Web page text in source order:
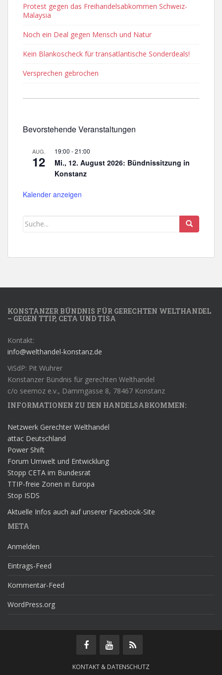
Protest gegen das Freihandelsabkommen Schweiz-
Malaysia
Noch ein Deal gegen Mensch und Natur
Kein Blankoscheck für transatlantische Sonderdeals!
Versprechen gebrochen
Bevorstehende Veranstaltungen
AUG.
12
19:00 -21:00
Mi., 12. August 2026: Bündnissitzung in
Konstanz
Kalender anzeigen
KONSTANZER BÜNDNIS FÜR GERECHTEN WELTHANDEL
– GEGEN TTIP, CETA UND TISA
Kontakt:
info@welthandel-konstanz.de
ViSdP: Pit Wuhrer
Konstanzer Bündnis für gerechten Welthandel
c/o seemoz e.v., Dammgasse 8, 78467 Konstanz
INFORMATIONEN ZU DEN HANDELSABKOMMEN:
Netzwerk Gerechter Welthandel
attac Deutschland
Power Shift
Forum Umwelt und Entwicklung
Stopp CETA im Bundesrat
TTIP-freie Zonen in Europa
Stop ISDS
Aktuelle Infos auch auf unserer Facebook-Site
META
Anmelden
Eintrags-Feed
Kommentar-Feed
WordPress.org
KONTAKT & DATENSCHUTZ